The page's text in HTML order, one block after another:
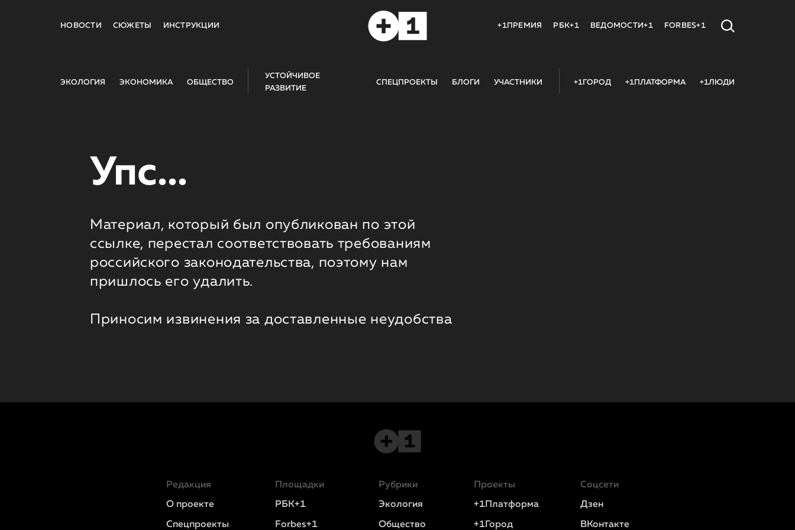
НОВОСТИ СЮЖЕТЫ ИНСТРУКЦИИ +1ПРЕМИЯ РБК+1 ВЕДОМОСТИ+1 FORBES+1
ЭКОЛОГИЯ ЭКОНОМИКА ОБЩЕСТВО
УСТОЙЧИВОЕ
РАЗВИТИЕ
СПЕЦПРОЕКТЫ БЛОГИ УЧАСТНИКИ +1ГОРОД +1ПЛАТФОРМА +1ЛЮДИ
Упс...
Материал, который был опубликован по этой
ссылке, перестал соответствовать требованиям
российского законодательства, поэтому нам
пришлось его удалить.
Приносим извинения за доставленные неудобства
Редакция
О проекте
Спецпроекты
Площадки
РБК+1
Forbes+1
Рубрики
Экология
Общество
Проекты
+1Платформа
+1Город
Соцсети
Дзен
ВКонтакте